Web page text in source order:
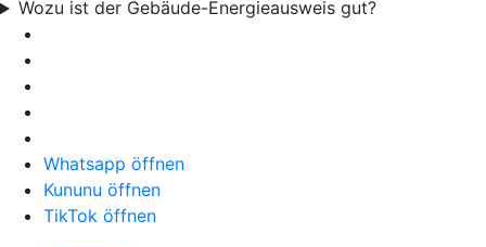
Wozu ist der Gebäude-Energieausweis gut?
Whatsapp öffnen
Kununu öffnen
TikTok öffnen